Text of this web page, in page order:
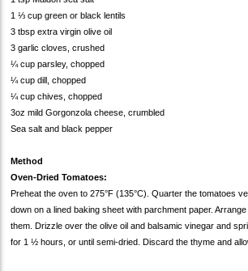
1 ⅓ cup green or black lentils
3 tbsp extra virgin olive oil
3 garlic cloves, crushed
¼ cup parsley, chopped
¼ cup dill, chopped
¼ cup chives, chopped
3oz mild Gorgonzola cheese, crumbled
Sea salt and black pepper
Method
Oven-Dried Tomatoes:
Preheat the oven to 275°F (135°C). Quarter the tomatoes
down on a lined baking sheet with parchment paper.
them. Drizzle over the olive oil and balsamic vinegar and
for 1 ½ hours, or until semi-dried. Discard the thyme and